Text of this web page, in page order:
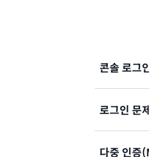
콘솔 로그
AWS
로그인 문
로그인을
다중 인증